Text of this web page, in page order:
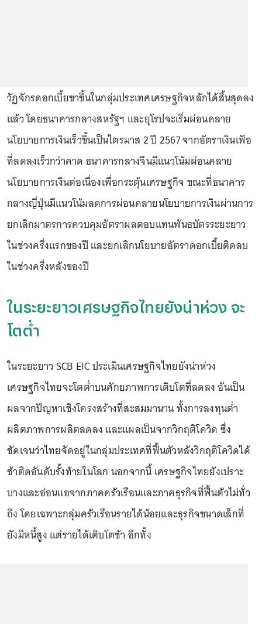
วัฏจักรดอกเบี้ยขาขึ้นในกลุ่มประเทศเศรษฐกิจหลักได้สิ้นสุดลง
แล้ว โดยธนาคารกลางสหรัฐฯ และยุโรปจะเริ่มผ่อนคลาย
นโยบายการเงินเร็วขึ้นเป็นไตรมาส 2 ปี 2567 จากอัตราเงินเฟ้อ
ที่ลดลงเร็วกว่าคาด ธนาคารกลางจีนมีแนวโน้มผ่อนคลาย
นโยบายการเงินต่อเนื่องเพื่อกระตุ้นเศรษฐกิจ ขณะที่ธนาคาร
กลางญี่ปุ่นมีแนวโน้มลดการผ่อนคลายนโยบายการเงินผ่านการ
ยกเลิกมาตรการควบคุมอัตราผลตอบแทนพันธบัตรระยะยาว
ในช่วงครึ่งแรกของปี และยกเลิกนโยบายอัตราดอกเบี้ยติดลบ
ในช่วงครึ่งหลังของปี
ในระยะยาวเศรษฐกิจไทยยังน่าห่วง จะ
โตต่ำ
ในระยะยาว SCB EIC ประเมินเศรษฐกิจไทยยังน่าห่วง
เศรษฐกิจไทยจะโตต่ำบนศักยภาพการเติบโตที่ลดลง อันเป็น
ผลจากปัญหาเชิงโครงสร้างที่สะสมมานาน ทั้งการลงทุนต่ำ
ผลิตภาพการผลิตลดลง และแผลเป็นจากวิกฤติโควิด ซึ่ง
ชัดเจนว่าไทยจัดอยู่ในกลุ่มประเทศที่ฟื้นตัวหลังวิกฤติโควิดได้
ช้าติดอันดับรั้งท้ายในโลก นอกจากนี้ เศรษฐกิจไทยยังเปราะ
บางและอ่อนแอจากภาคครัวเรือนและภาคธุรกิจที่ฟื้นตัวไม่ทั่ว
ถึง โดยเฉพาะกลุ่มครัวเรือนรายได้น้อยและธุรกิจขนาดเล็กที่
ยังมีหนี้สูง แต่รายได้เติบโตช้า อีกทั้ง